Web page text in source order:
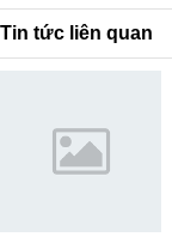
Tin tức liên quan